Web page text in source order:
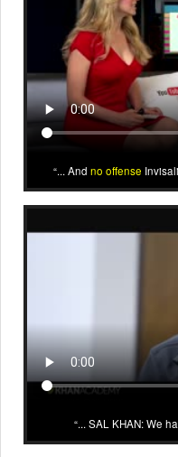
... And no offense
... SAL KHAN: We